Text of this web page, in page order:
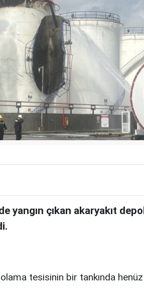
yangın çıkan akaryakıt
tesisinin bir tankında